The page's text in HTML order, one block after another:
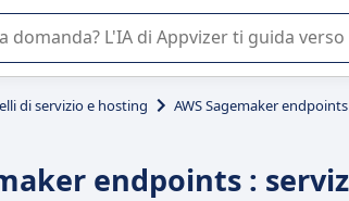
vi guida nell'utilizzo o nella scelta di un
di servizio e hosting AWS Sagemaker endpoints
endpoints :